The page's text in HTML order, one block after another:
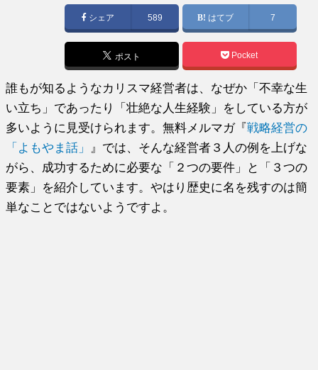
シェア 589 はてブ 7
ポスト Pocket
誰もが知るようなカリスマ経営者は、なぜか「不幸な生
い立ち」であったり「壮絶な人生経験」をしている方が
多いように見受けられます。無料メルマガ『戦略経営の
「よもやま話」
』では、そんな経営者３人の例を上げな
がら、成功するために必要な「２つの要件」と「３つの
要素」を紹介しています。やはり歴史に名を残すのは簡
単なことではないようですよ。